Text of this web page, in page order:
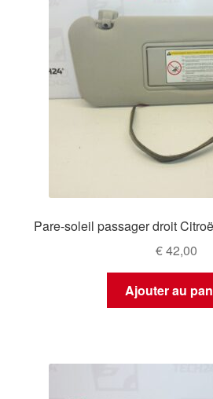
Pare-soleil passager droit
€42,00
Ajouter au